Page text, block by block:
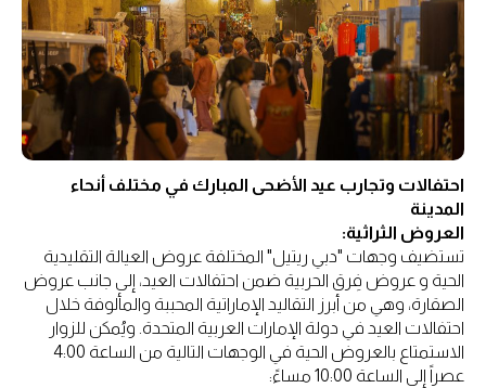
احتفالات وتجارب عيد الأضحى المبارك في مختلف أنحاء
المدينة
العروض الثراثية:
تستضيف وجهات "دبي ريتيل" المختلفة عروض العيالة التقليدية
الحية و عروض فِرق الحربية ضمن احتفالات العيد، إلى جانب عروض
الصقارة، وهي من أبرز التقاليد الإماراتية المحببة والمألوفة خلال
احتفالات العيد في دولة الإمارات العربية المتحدة. ويُمكن للزوار
الاستمتاع بالعروض الحية في الوجهات التالية من الساعة 4:00
عصراً إلى الساعة 10:00 مساءً: